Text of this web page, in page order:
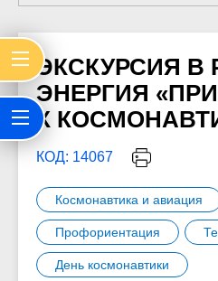
ЭКСКУРСИЯ В
ЭНЕРГИЯ
К
КОД: 14067
Космонавтика и авиация
Профориентация
День космонавтики